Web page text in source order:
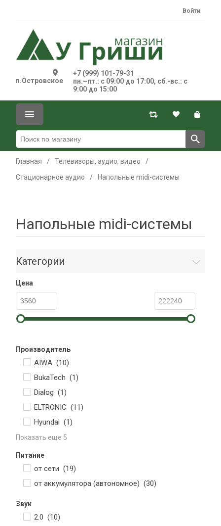
п.Островское
+7 (999) 101-79-31
пн.–пт.: с 09:00 до 17:00, сб.-вс.: с
9:00 до 15:00
Войти
Главная / Телевизоры, аудио, видео
/
Стационарное аудио
/ Напольные midi-системы
Напольные midi-системы
Категории
Цена
Производитель
AIWA (10)
BukaTech (1)
Dialog (1)
ELTRONIC (11)
Hyundai (1)
Показать еще 5
Питание
от сети (19)
от аккумулятора (автономное) (30)
Звук
2.0 (10)